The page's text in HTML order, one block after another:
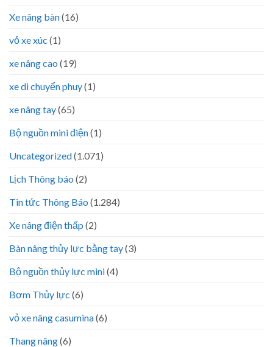
Xe nâng bàn(16)
vỏ xe xúc (1)
xe nâng cao (19)
xe di chuyển phuy(1)
xe nâng tay(65)
Bộ nguồn mini điện(1)
Uncategorized(1.071)
Lịch Thông báo (2)
Tin tức Thông Báo (1.284)
Xe nâng điện thấp (2)
Bàn nâng thủy lực bằng tay(3)
Bộ nguồn thủy lực mini(4)
Bơm Thủy lực (6)
vỏ xe nâng casumina(6)
Thang nâng(6)